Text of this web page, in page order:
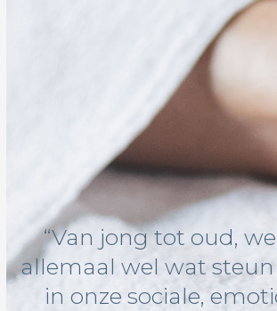
“Van jong tot oud,
allemaal wel wat
in onze sociale,